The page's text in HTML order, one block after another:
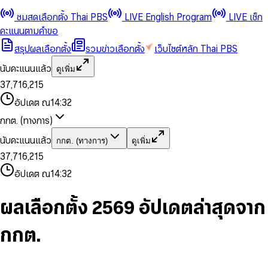
ชมสดเลือกตั้ง Thai PBS LIVE English Program
LIVE เช็ก
คะแนนตามคำขอ
สรุปผลเลือกตั้ง
รวมข่าวเลือกตั้ง
เว็บไซต์หลัก Thai PBS
นับคะแนนแล้ว
ดูเพิ่ม
0
1
2
3
4
5
6
8
9
0
1
2
3
4
5
6
7
8
9
,
0
1
2
4
6
7
8
9
0
1
2
3
4
5
6
7
8
9
0
1
3
5
6
7
8
9
,
1
2
4
5
7
8
9
0
1
3
4
6
7
8
9
0
2
3
4
5
7
8
อัปเดต ณ14:32
กกต. (ทางการ)
นับคะแนนแล้ว
กกต. (ทางการ) ดูเพิ่ม
0
1
2
3
4
5
7
8
0
1
2
4
5
6
7
8
9
,
0
1
2
4
6
7
8
9
0
1
2
3
5
6
8
9
0
1
3
5
6
7
8
,
1
2
4
6
7
9
0
1
3
5
6
8
9
0
2
3
4
5
7
9
อัปเดต ณ14:32
ผลเลือกตั้ง 2569 อัปเดตล่าสุดจาก
กกต.